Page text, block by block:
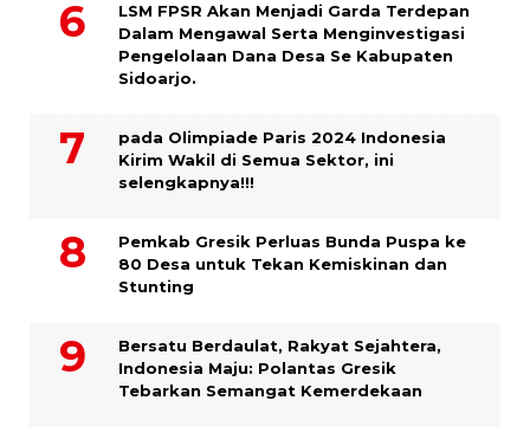
LSM FPSR Akan Menjadi Garda Terdepan
Dalam Mengawal Serta Menginvestigasi
Pengelolaan Dana Desa Se Kabupaten
Sidoarjo.
pada Olimpiade Paris 2024 Indonesia
Kirim Wakil di Semua Sektor, ini
selengkapnya!!!
Pemkab Gresik Perluas Bunda Puspa ke
80 Desa untuk Tekan Kemiskinan dan
Stunting
Bersatu Berdaulat, Rakyat Sejahtera,
Indonesia Maju: Polantas Gresik
Tebarkan Semangat Kemerdekaan